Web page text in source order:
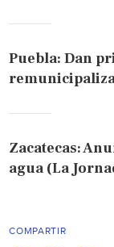
Puebla: Dan
Zacatecas:
agua (La
COMPARTIR